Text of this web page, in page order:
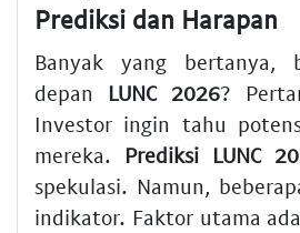
Prediksi dan Harapan
Banyak yang bertanya,
depan LUNC 2026?
Investor ingin tahu
mereka. Prediksi LUNC
spekulasi. Namun,
indikator. Faktor utama